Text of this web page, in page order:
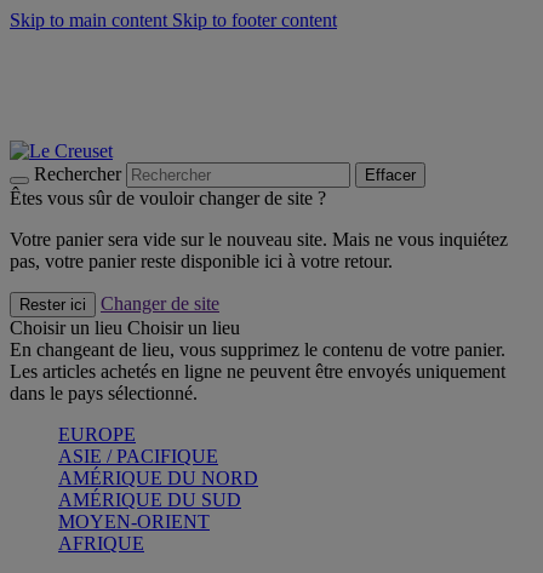
Skip to main content Skip to footer content
Rechercher Effacer
Êtes vous sûr de vouloir changer de site ?
Votre panier sera vide sur le nouveau site. Mais ne vous inquiétez
pas, votre panier reste disponible ici à votre retour.
Rester ici
Changer de site
Choisir un lieu Choisir un lieu
En changeant de lieu, vous supprimez le contenu de votre panier.
Les articles achetés en ligne ne peuvent être envoyés uniquement
dans le pays sélectionné.
EUROPE
ASIE / PACIFIQUE
AMÉRIQUE DU NORD
AMÉRIQUE DU SUD
MOYEN-ORIENT
AFRIQUE